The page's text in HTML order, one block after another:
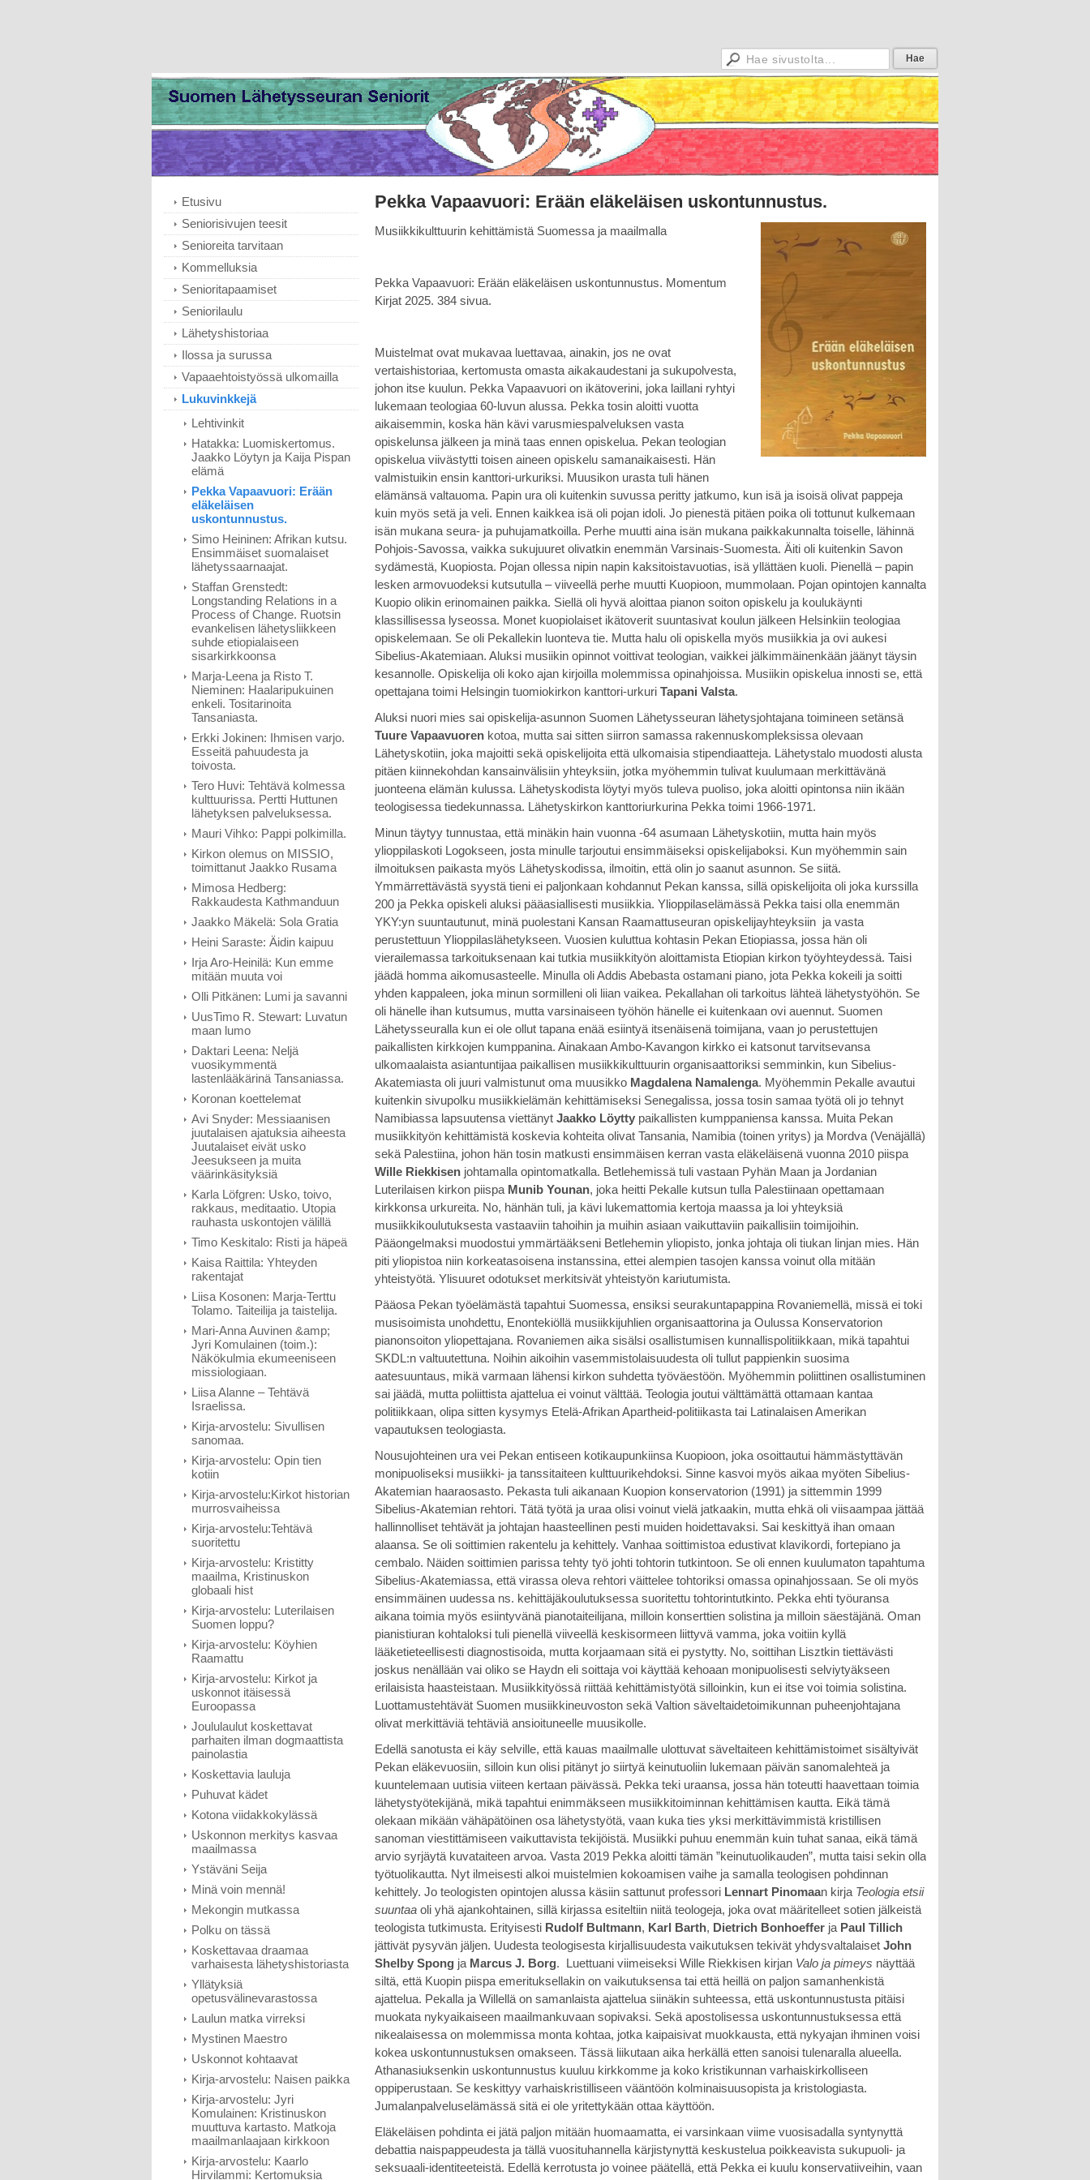
Pekka Vapaavuori: Erään eläkeläisen uskontunnustus.
Musiikkikulttuurin kehittämistä Suomessa ja maailmalla
Pekka Vapaavuori: Erään eläkeläisen uskontunnustus. Momentum
Kirjat 2025. 384 sivua.
Muistelmat ovat mukavaa luettavaa, ainakin, jos ne ovat
vertaishistoriaa, kertomusta omasta aikakaudestani ja sukupolvesta,
johon itse kuulun. Pekka Vapaavuori on ikätoverini, joka laillani ryhtyi
lukemaan teologiaa 60-luvun alussa. Pekka tosin aloitti vuotta
aikaisemmin, koska hän kävi varusmiespalveluksen vasta
opiskelunsa jälkeen ja minä taas ennen opiskelua. Pekan teologian
opiskelua viivästytti toisen aineen opiskelu samanaikaisesti. Hän
valmistuikin ensin kanttori-urkuriksi. Muusikon urasta tuli hänen
elämänsä valtauoma. Papin ura oli kuitenkin suvussa peritty jatkumo, kun isä ja isoisä olivat pappeja
kuin myös setä ja veli. Ennen kaikkea isä oli pojan idoli. Jo pienestä pitäen poika oli tottunut kulkemaan
isän mukana seura- ja puhujamatkoilla. Perhe muutti aina isän mukana paikkakunnalta toiselle, lähinnä
Pohjois-Savossa, vaikka sukujuuret olivatkin enemmän Varsinais-Suomesta. Äiti oli kuitenkin Savon
sydämestä, Kuopiosta. Pojan ollessa nipin napin kaksitoistavuotias, isä yllättäen kuoli. Pienellä – papin
lesken armovuodeksi kutsutulla – viiveellä perhe muutti Kuopioon, mummolaan. Pojan opintojen kannalta
Kuopio olikin erinomainen paikka. Siellä oli hyvä aloittaa pianon soiton opiskelu ja koulukäynti
klassillisessa lyseossa. Monet kuopiolaiset ikätoverit suuntasivat koulun jälkeen Helsinkiin teologiaa
opiskelemaan. Se oli Pekallekin luonteva tie. Mutta halu oli opiskella myös musiikkia ja ovi aukesi
Sibelius-Akatemiaan. Aluksi musiikin opinnot voittivat teologian, vaikkei jälkimmäinenkään jäänyt täysin
kesannolle. Opiskelija oli koko ajan kirjoilla molemmissa opinahjoissa. Musiikin opiskelua innosti se, että
opettajana toimi Helsingin tuomiokirkon kanttori-urkuri Tapani Valsta.
Aluksi nuori mies sai opiskelija-asunnon Suomen Lähetysseuran lähetysjohtajana toimineen setänsä
Tuure Vapaavuoren kotoa, mutta sai sitten siirron samassa rakennuskompleksissa olevaan
Lähetyskotiin, joka majoitti sekä opiskelijoita että ulkomaisia stipendiaatteja. Lähetystalo muodosti alusta
pitäen kiinnekohdan kansainvälisiin yhteyksiin, jotka myöhemmin tulivat kuulumaan merkittävänä
juonteena elämän kulussa. Lähetyskodista löytyi myös tuleva puoliso, joka aloitti opintonsa niin ikään
teologisessa tiedekunnassa. Lähetyskirkon kanttoriurkurina Pekka toimi 1966-1971.
Minun täytyy tunnustaa, että minäkin hain vuonna -64 asumaan Lähetyskotiin, mutta hain myös
ylioppilaskoti Logokseen, josta minulle tarjoutui ensimmäiseksi opiskelijaboksi. Kun myöhemmin sain
ilmoituksen paikasta myös Lähetyskodissa, ilmoitin, että olin jo saanut asunnon. Se siitä.
Ymmärrettävästä syystä tieni ei paljonkaan kohdannut Pekan kanssa, sillä opiskelijoita oli joka kurssilla
200 ja Pekka opiskeli aluksi pääasiallisesti musiikkia. Ylioppilaselämässä Pekka taisi olla enemmän
YKY:yn suuntautunut, minä puolestani Kansan Raamattuseuran opiskelijayhteyksiin ja vasta
perustettuun Ylioppilaslähetykseen. Vuosien kuluttua kohtasin Pekan Etiopiassa, jossa hän oli
vierailemassa tarkoituksenaan kai tutkia musiikkityön aloittamista Etiopian kirkon työyhteydessä. Taisi
jäädä homma aikomusasteelle. Minulla oli Addis Abebasta ostamani piano, jota Pekka kokeili ja soitti
yhden kappaleen, joka minun sormilleni oli liian vaikea. Pekallahan oli tarkoitus lähteä lähetystyöhön. Se
oli hänelle ihan kutsumus, mutta varsinaiseen työhön hänelle ei kuitenkaan ovi auennut. Suomen
Lähetysseuralla kun ei ole ollut tapana enää esiintyä itsenäisenä toimijana, vaan jo perustettujen
paikallisten kirkkojen kumppanina. Ainakaan Ambo-Kavangon kirkko ei katsonut tarvitsevansa
ulkomaalaista asiantuntijaa paikallisen musiikkikulttuurin organisaattoriksi semminkin, kun Sibelius-
Akatemiasta oli juuri valmistunut oma muusikko Magdalena Namalenga. Myöhemmin Pekalle avautui
kuitenkin sivupolku musiikkielämän kehittämiseksi Senegalissa, jossa tosin samaa työtä oli jo tehnyt
Namibiassa lapsuutensa viettänyt Jaakko Löytty paikallisten kumppaniensa kanssa. Muita Pekan
musiikkityön kehittämistä koskevia kohteita olivat Tansania, Namibia (toinen yritys) ja Mordva (Venäjällä)
sekä Palestiina, johon hän tosin matkusti ensimmäisen kerran vasta eläkeläisenä vuonna 2010 piispa
Wille Riekkisen johtamalla opintomatkalla. Betlehemissä tuli vastaan Pyhän Maan ja Jordanian
Luterilaisen kirkon piispa Munib Younan, joka heitti Pekalle kutsun tulla Palestiinaan opettamaan
kirkkonsa urkureita. No, hänhän tuli, ja kävi lukemattomia kertoja maassa ja loi yhteyksiä
musiikkikoulutuksesta vastaaviin tahoihin ja muihin asiaan vaikuttaviin paikallisiin toimijoihin.
Pääongelmaksi muodostui ymmärtääkseni Betlehemin yliopisto, jonka johtaja oli tiukan linjan mies. Hän
piti yliopistoa niin korkeatasoisena instanssina, ettei alempien tasojen kanssa voinut olla mitään
yhteistyötä. Ylisuuret odotukset merkitsivät yhteistyön kariutumista.
Pääosa Pekan työelämästä tapahtui Suomessa, ensiksi seurakuntapappina Rovaniemellä, missä ei toki
musisoimista unohdettu, Enontekiöllä musiikkijuhlien organisaattorina ja Oulussa Konservatorion
pianonsoiton yliopettajana. Rovaniemen aika sisälsi osallistumisen kunnallispolitiikkaan, mikä tapahtui
SKDL:n valtuutettuna. Noihin aikoihin vasemmistolaisuudesta oli tullut pappienkin suosima
aatesuuntaus, mikä varmaan lähensi kirkon suhdetta työväestöön. Myöhemmin poliittinen osallistuminen
sai jäädä, mutta poliittista ajattelua ei voinut välttää. Teologia joutui välttämättä ottamaan kantaa
politiikkaan, olipa sitten kysymys Etelä-Afrikan Apartheid-politiikasta tai Latinalaisen Amerikan
vapautuksen teologiasta.
Nousujohteinen ura vei Pekan entiseen kotikaupunkiinsa Kuopioon, joka osoittautui hämmästyttävän
monipuoliseksi musiikki- ja tanssitaiteen kulttuurikehdoksi. Sinne kasvoi myös aikaa myöten Sibelius-
Akatemian haaraosasto. Pekasta tuli aikanaan Kuopion konservatorion (1991) ja sittemmin 1999
Sibelius-Akatemian rehtori. Tätä työtä ja uraa olisi voinut vielä jatkaakin, mutta ehkä oli viisaampaa jättää
hallinnolliset tehtävät ja johtajan haasteellinen pesti muiden hoidettavaksi. Sai keskittyä ihan omaan
alaansa. Se oli soittimien rakentelu ja kehittely. Vanhaa soittimistoa edustivat klavikordi, fortepiano ja
cembalo. Näiden soittimien parissa tehty työ johti tohtorin tutkintoon. Se oli ennen kuulumaton tapahtuma
Sibelius-Akatemiassa, että virassa oleva rehtori väittelee tohtoriksi omassa opinahjossaan. Se oli myös
ensimmäinen uudessa ns. kehittäjäkoulutuksessa suoritettu tohtorintutkinto. Pekka ehti työuransa
aikana toimia myös esiintyvänä pianotaiteilijana, milloin konserttien solistina ja milloin säestäjänä. Oman
pianistiuran kohtaloksi tuli pienellä viiveellä keskisormeen liittyvä vamma, joka voitiin kyllä
lääketieteellisesti diagnostisoida, mutta korjaamaan sitä ei pystytty. No, soittihan Lisztkin tiettävästi
joskus nenällään vai oliko se Haydn eli soittaja voi käyttää kehoaan monipuolisesti selviytyäkseen
erilaisista haasteistaan. Musiikkityössä riittää kehittämistyötä silloinkin, kun ei itse voi toimia solistina.
Luottamustehtävät Suomen musiikkineuvoston sekä Valtion säveltaidetoimikunnan puheenjohtajana
olivat merkittäviä tehtäviä ansioituneelle muusikolle.
Edellä sanotusta ei käy selville, että kauas maailmalle ulottuvat säveltaiteen kehittämistoimet sisältyivät
Pekan eläkevuosiin, silloin kun olisi pitänyt jo siirtyä keinutuoliin lukemaan päivän sanomalehteä ja
kuuntelemaan uutisia viiteen kertaan päivässä. Pekka teki uraansa, jossa hän toteutti haavettaan toimia
lähetystyötekijänä, mikä tapahtui enimmäkseen musiikkitoiminnan kehittämisen kautta. Eikä tämä
olekaan mikään vähäpätöinen osa lähetystyötä, vaan kuka ties yksi merkittävimmistä kristillisen
sanoman viestittämiseen vaikuttavista tekijöistä. Musiikki puhuu enemmän kuin tuhat sanaa, eikä tämä
arvio syrjäytä kuvataiteen arvoa. Vasta 2019 Pekka aloitti tämän ”keinutuolikauden”, mutta taisi sekin olla
työtuolikautta. Nyt ilmeisesti alkoi muistelmien kokoamisen vaihe ja samalla teologisen pohdinnan
kehittely. Jo teologisten opintojen alussa käsiin sattunut professori Lennart Pinomaan kirja Teologia etsii
suuntaa oli yhä ajankohtainen, sillä kirjassa esiteltiin niitä teologeja, joka ovat määritelleet sotien jälkeistä
teologista tutkimusta. Erityisesti Rudolf Bultmann, Karl Barth, Dietrich Bonhoeffer ja Paul Tillich
jättivät pysyvän jäljen. Uudesta teologisesta kirjallisuudesta vaikutuksen tekivät yhdysvaltalaiset John
Shelby Spong ja Marcus J. Borg. Luettuani viimeiseksi Wille Riekkisen kirjan Valo ja pimeys näyttää
siltä, että Kuopin piispa emerituksellakin on vaikutuksensa tai että heillä on paljon samanhenkistä
ajattelua. Pekalla ja Willellä on samanlaista ajattelua siinäkin suhteessa, että uskontunnustusta pitäisi
muokata nykyaikaiseen maailmankuvaan sopivaksi. Sekä apostolisessa uskontunnustuksessa että
nikealaisessa on molemmissa monta kohtaa, jotka kaipaisivat muokkausta, että nykyajan ihminen voisi
kokea uskontunnustuksen omakseen. Tässä liikutaan aika herkällä etten sanoisi tulenaralla alueella.
Athanasiuksenkin uskontunnustus kuuluu kirkkomme ja koko kristikunnan varhaiskirkolliseen
oppiperustaan. Se keskittyy varhaiskristilliseen vääntöön kolminaisuusopista ja kristologiasta.
Jumalanpalveluselämässä sitä ei ole yritettykään ottaa käyttöön.
Eläkeläisen pohdinta ei jätä paljon mitään huomaamatta, ei varsinkaan viime vuosisadalla syntynyttä
debattia naispappeudesta ja tällä vuosituhannella kärjistynyttä keskustelua poikkeavista sukupuoli- ja
seksuaali-identiteeteistä. Edellä kerrotusta jo voinee päätellä, että Pekka ei kuulu konservatiiveihin, vaan
Etusivu
Seniorisivujen teesit
Senioreita tarvitaan
Kommelluksia
Senioritapaamiset
Seniorilaulu
Lähetyshistoriaa
Ilossa ja surussa
Vapaaehtoistyössä ulkomailla
Lukuvinkkejä
Lehtivinkit
Hatakka: Luomiskertomus.
Jaakko Löytyn ja Kaija Pispan
elämä
Pekka Vapaavuori: Erään
eläkeläisen
uskontunnustus.
Simo Heininen: Afrikan kutsu.
Ensimmäiset suomalaiset
lähetyssaarnaajat.
Staffan Grenstedt:
Longstanding Relations in a
Process of Change. Ruotsin
evankelisen lähetysliikkeen
suhde etiopialaiseen
sisarkirkkoonsa
Marja-Leena ja Risto T.
Nieminen: Haalaripukuinen
enkeli. Tositarinoita
Tansaniasta.
Erkki Jokinen: Ihmisen varjo.
Esseitä pahuudesta ja
toivosta.
Tero Huvi: Tehtävä kolmessa
kulttuurissa. Pertti Huttunen
lähetyksen palveluksessa.
Mauri Vihko: Pappi polkimilla.
Kirkon olemus on MISSIO,
toimittanut Jaakko Rusama
Mimosa Hedberg:
Rakkaudesta Kathmanduun
Jaakko Mäkelä: Sola Gratia
Heini Saraste: Äidin kaipuu
Irja Aro-Heinilä: Kun emme
mitään muuta voi
Olli Pitkänen: Lumi ja savanni
UusTimo R. Stewart: Luvatun
maan lumo
Daktari Leena: Neljä
vuosikymmentä
lastenlääkärinä Tansaniassa.
Koronan koettelemat
Avi Snyder: Messiaanisen
juutalaisen ajatuksia aiheesta
Juutalaiset eivät usko
Jeesukseen ja muita
väärinkäsityksiä
Karla Löfgren: Usko, toivo,
rakkaus, meditaatio. Utopia
rauhasta uskontojen välillä
Timo Keskitalo: Risti ja häpeä
Kaisa Raittila: Yhteyden
rakentajat
Liisa Kosonen: Marja-Terttu
Tolamo. Taiteilija ja taistelija.
Mari-Anna Auvinen &amp;
Jyri Komulainen (toim.):
Näkökulmia ekumeeniseen
missiologiaan.
Liisa Alanne – Tehtävä
Israelissa.
Kirja-arvostelu: Sivullisen
sanomaa.
Kirja-arvostelu: Opin tien
kotiin
Kirja-arvostelu:Kirkot historian
murrosvaiheissa
Kirja-arvostelu:Tehtävä
suoritettu
Kirja-arvostelu: Kristitty
maailma, Kristinuskon
globaali hist
Kirja-arvostelu: Luterilaisen
Suomen loppu?
Kirja-arvostelu: Köyhien
Raamattu
Kirja-arvostelu: Kirkot ja
uskonnot itäisessä
Euroopassa
Joululaulut koskettavat
parhaiten ilman dogmaattista
painolastia
Koskettavia lauluja
Puhuvat kädet
Kotona viidakkokylässä
Uskonnon merkitys kasvaa
maailmassa
Ystäväni Seija
Minä voin mennä!
Mekongin mutkassa
Polku on tässä
Koskettavaa draamaa
varhaisesta lähetyshistoriasta
Yllätyksiä
opetusvälinevarastossa
Laulun matka virreksi
Mystinen Maestro
Uskonnot kohtaavat
Kirja-arvostelu: Naisen paikka
Kirja-arvostelu: Jyri
Komulainen: Kristinuskon
muuttuva kartasto. Matkoja
maailmanlaajaan kirkkoon
Kirja-arvostelu: Kaarlo
Hirvilammi: Kertomuksia